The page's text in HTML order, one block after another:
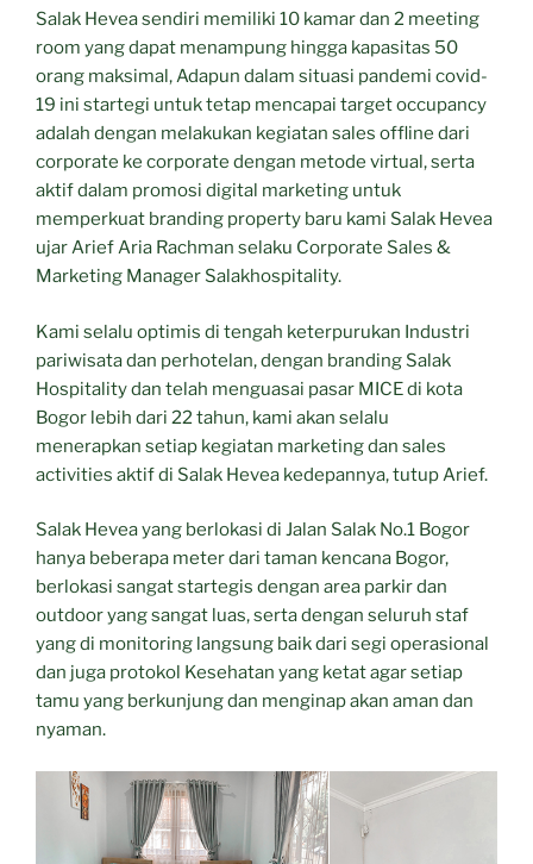
Salak Hevea sendiri memiliki 10 kamar dan 2 meeting
room yang dapat menampung hingga kapasitas 50
orang maksimal, Adapun dalam situasi pandemi covid-
19 ini startegi untuk tetap mencapai target occupancy
adalah dengan melakukan kegiatan sales offline dari
corporate ke corporate dengan metode virtual, serta
aktif dalam promosi digital marketing untuk
memperkuat branding property baru kami Salak Hevea
ujar Arief Aria Rachman selaku Corporate Sales &
Marketing Manager Salakhospitality.
Kami selalu optimis di tengah keterpurukan Industri
pariwisata dan perhotelan, dengan branding Salak
Hospitality dan telah menguasai pasar MICE di kota
Bogor lebih dari 22 tahun, kami akan selalu
menerapkan setiap kegiatan marketing dan sales
activities aktif di Salak Hevea kedepannya, tutup Arief.
Salak Hevea yang berlokasi di Jalan Salak No.1 Bogor
hanya beberapa meter dari taman kencana Bogor,
berlokasi sangat startegis dengan area parkir dan
outdoor yang sangat luas, serta dengan seluruh staf
yang di monitoring langsung baik dari segi operasional
dan juga protokol Kesehatan yang ketat agar setiap
tamu yang berkunjung dan menginap akan aman dan
nyaman.